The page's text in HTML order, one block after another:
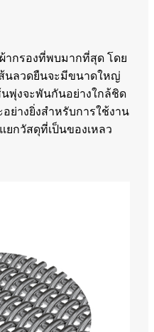
ากรองที่พบมากที่สุด โดย
นลวดยืนจะมีขนาดใหญ่
นพุ่งจะพันกันอย่างใกล้ชิด
ย่างยิ่งสำหรับการใช้งาน
ยกวัสดุที่เป็นของเหลว